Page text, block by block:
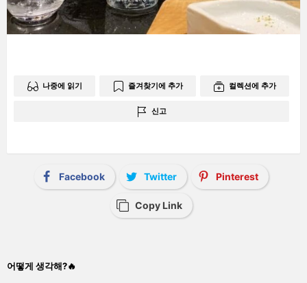
나중에 읽기 즐겨찾기에 추가 컬렉션에 추가
신고
Facebook Twitter Pinterest
Copy Link
어떻게 생각해?🔥